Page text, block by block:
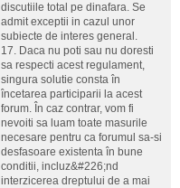
discutiile total pe dinafara. Se
admit exceptii in cazul unor
subiecte de interes general.
17. Daca nu poti sau nu doresti
sa respecti acest regulament,
singura solutie consta în
încetarea participarii la acest
forum. În caz contrar, vom fi
nevoiti sa luam toate masurile
necesare pentru ca forumul sa-si
desfasoare existenta în bune
conditii, incluz&#226;nd
interzicerea dreptului de a mai